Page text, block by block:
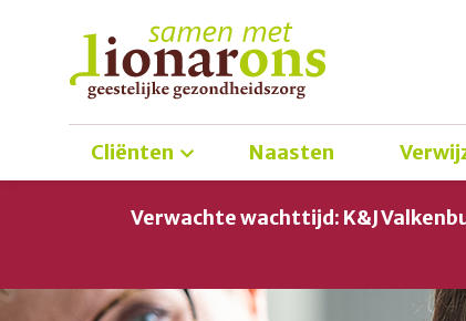
Cliënten Naasten
Verwachte wachttijd: K&J